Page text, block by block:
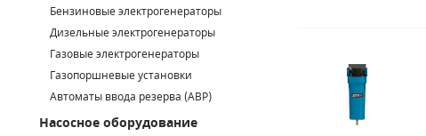
Бензиновые электрогенераторы
Дизельные электрогенераторы
Газовые электрогенераторы
Газопоршневые установки
Автоматы ввода резерва (АВР)
Насосное оборудование
РУКАВА ВЫСОКОГО ДАВЛЕНИЯ (РВД)
ЗАПЧАСТИ ДЛЯ ВИНТОВЫХ КОМПРЕССОРОВ